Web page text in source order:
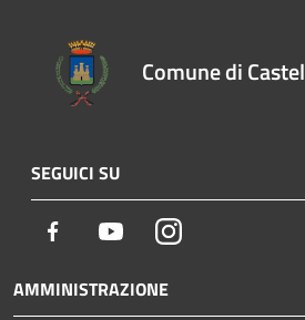
Comune di
SEGUICI SU
Facebook YoutubeInstagram
AMMINISTRAZIONE